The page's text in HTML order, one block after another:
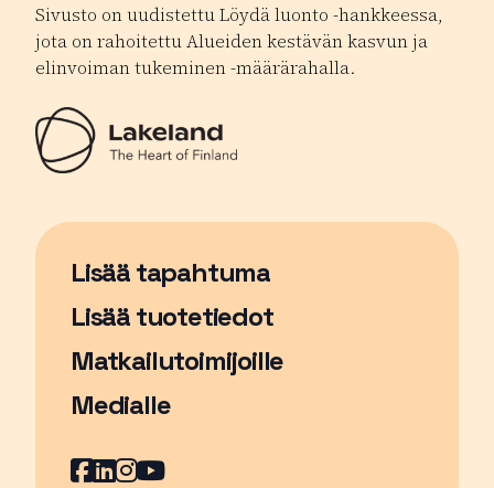
Sivusto on uudistettu Löydä luonto -hankkeessa,
jota on rahoitettu Alueiden kestävän kasvun ja
elinvoiman tukeminen -määrärahalla.
Lisää tapahtuma
Sivu avautuu uudessa ikkunassa
Lisää tuotetiedot
Matkailutoimijoille
Medialle